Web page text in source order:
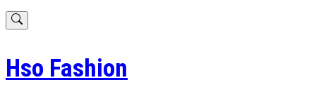
Hso Fashion